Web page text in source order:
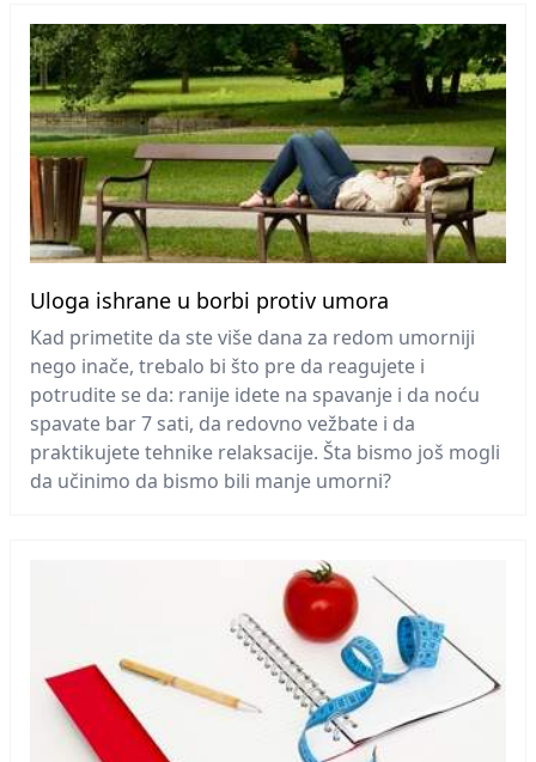
Uloga ishrane u borbi protiv umora
Kad primetite da ste više dana za redom umorniji
nego inače, trebalo bi što pre da reagujete i
potrudite se da: ranije idete na spavanje i da noću
spavate bar 7 sati, da redovno vežbate i da
praktikujete tehnike relaksacije. Šta bismo još mogli
da učinimo da bismo bili manje umorni?